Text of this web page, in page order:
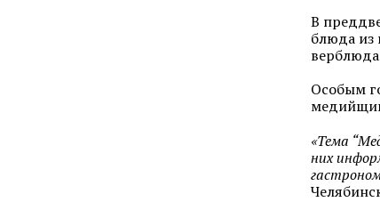
В
блюда из
Особым
«Тема
них